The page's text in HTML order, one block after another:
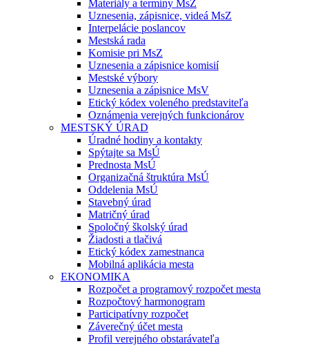
Materiály a termíny MsZ
Uznesenia, zápisnice, videá MsZ
Interpelácie poslancov
Mestská rada
Komisie pri MsZ
Uznesenia a zápisnice komisií
Mestské výbory
Uznesenia a zápisnice MsV
Etický kódex voleného predstaviteľa
Oznámenia verejných funkcionárov
MESTSKÝ ÚRAD
Úradné hodiny a kontakty
Spýtajte sa MsÚ
Prednosta MsÚ
Organizačná štruktúra MsÚ
Oddelenia MsÚ
Stavebný úrad
Matričný úrad
Spoločný školský úrad
Žiadosti a tlačivá
Etický kódex zamestnanca
Mobilná aplikácia mesta
EKONOMIKA
Rozpočet a programový rozpočet mesta
Rozpočtový harmonogram
Participatívny rozpočet
Záverečný účet mesta
Profil verejného obstarávateľa